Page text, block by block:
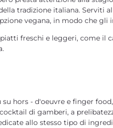
tradizione italiana. Serviti
vegana, in modo che
freschi e leggeri, come il
.
su hors - d'oeuvre e finger food
di gamberi, a
allo stesso tipo di